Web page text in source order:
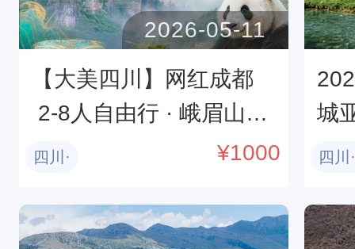
【大美四川】网红成都
2-8人自由行 · 峨眉山
+乐山大佛+三星堆+都江
游
2026-05-11
四川· ¥1000
城
卡
四川